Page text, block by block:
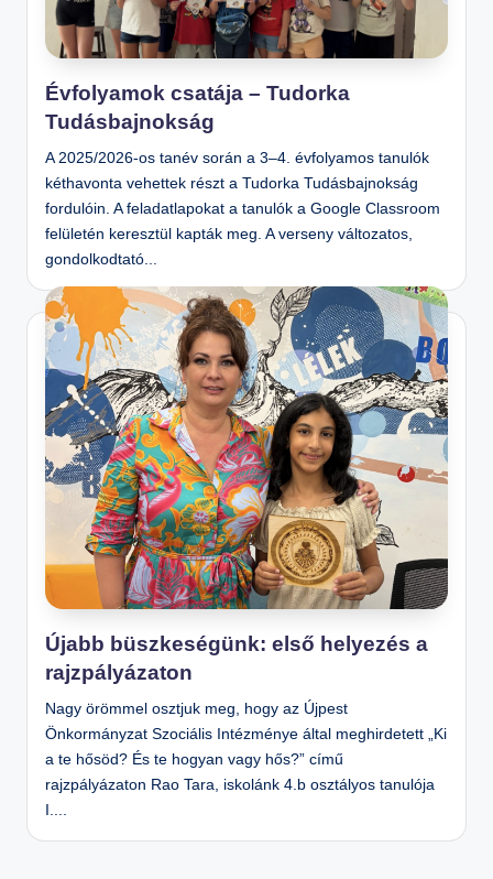
Évfolyamok csatája – Tudorka
Tudásbajnokság
A 2025/2026-os tanév során a 3–4. évfolyamos tanulók
kéthavonta vehettek részt a Tudorka Tudásbajnokság
fordulóin. A feladatlapokat a tanulók a Google Classroom
felületén keresztül kapták meg. A verseny változatos,
gondolkodtató...
Újabb büszkeségünk: első helyezés a
rajzpályázaton
Nagy örömmel osztjuk meg, hogy az Újpest
Önkormányzat Szociális Intézménye által meghirdetett „Ki
a te hősöd? És te hogyan vagy hős?” című
rajzpályázaton Rao Tara, iskolánk 4.b osztályos tanulója
I....